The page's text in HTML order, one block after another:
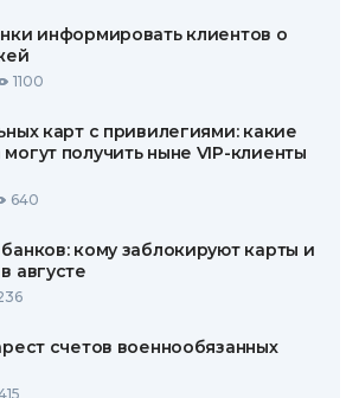
информировать клиентов о
1100
карт с привилегиями: какие
получить ныне VIP-клиенты
640
кому заблокируют карты и
августе
счетов военнообязанных